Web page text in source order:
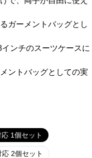
ガーメントバッグとし
ンチのスーツケースに
ントバッグとしての実
1個セット
2個セット